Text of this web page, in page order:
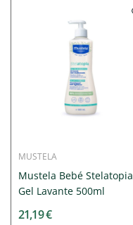
MUSTELA
Mustela Bebé Stelatopia
Gel Lavante 500ml
21,19 €